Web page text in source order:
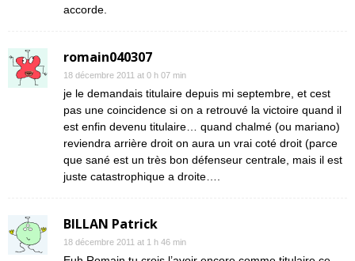
accorde.
romain040307
18 décembre 2011 at 0 h 07 min
je le demandais titulaire depuis mi septembre, et cest
pas une coincidence si on a retrouvé la victoire quand il
est enfin devenu titulaire… quand chalmé (ou mariano)
reviendra arrière droit on aura un vrai coté droit (parce
que sané est un très bon défenseur centrale, mais il est
juste catastrophique a droite….
BILLAN Patrick
18 décembre 2011 at 1 h 46 min